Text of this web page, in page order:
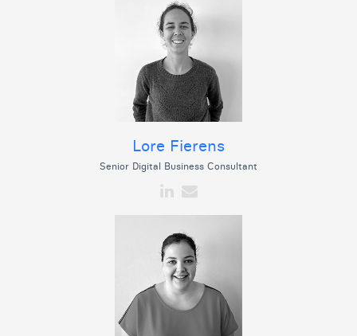
Lore Fierens
Senior Digital Business Consultant